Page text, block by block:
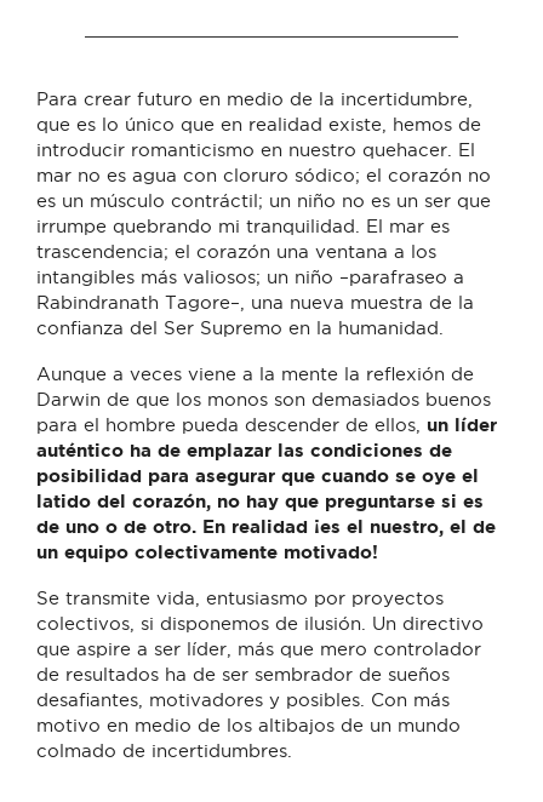
Para crear futuro en medio de la incertidumbre,
que es lo único que en realidad existe, hemos de
introducir romanticismo en nuestro quehacer. El
mar no es agua con cloruro sódico; el corazón no
es un músculo contráctil; un niño no es un ser que
irrumpe quebrando mi tranquilidad. El mar es
trascendencia; el corazón una ventana a los
intangibles más valiosos; un niño –parafraseo a
Rabindranath Tagore–, una nueva muestra de la
confianza del Ser Supremo en la humanidad.
Aunque a veces viene a la mente la reflexión de
Darwin de que los monos son demasiados buenos
para el hombre pueda descender de ellos, un líder
auténtico ha de emplazar las condiciones de
posibilidad para asegurar que cuando se oye el
latido del corazón, no hay que preguntarse si es
de uno o de otro. En realidad ¡es el nuestro, el de
un equipo colectivamente motivado!
Se transmite vida, entusiasmo por proyectos
colectivos, si disponemos de ilusión. Un directivo
que aspire a ser líder, más que mero controlador
de resultados ha de ser sembrador de sueños
desafiantes, motivadores y posibles. Con más
motivo en medio de los altibajos de un mundo
colmado de incertidumbres.